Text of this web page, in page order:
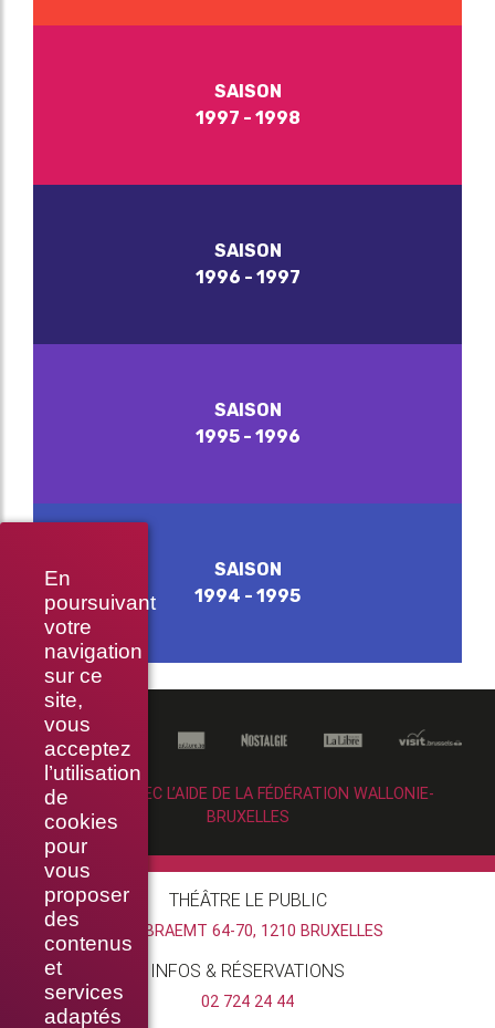
En
poursuivant
votre
navigation
sur ce
site,
vous
acceptez
l’utilisation
de
cookies
pour
vous
proposer
des
contenus
et
services
adaptés
SAISON
1997 - 1998
SAISON
1996 - 1997
SAISON
1995 - 1996
SAISON
1994 - 1995
RÉALISÉ AVEC L’AIDE DE LA FÉDÉRATION WALLONIE-
BRUXELLES
THÉÂTRE LE PUBLIC
RUE BRAEMT 64-70, 1210 BRUXELLES
INFOS & RÉSERVATIONS
02 724 24 44